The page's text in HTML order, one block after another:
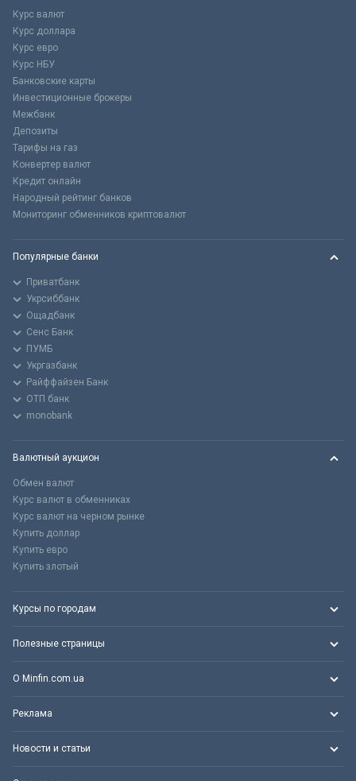
Курс валют
Курс доллара
Курс евро
Курс НБУ
Банковские карты
Инвестиционные брокеры
Межбанк
Депозиты
Тарифы на газ
Конвертер валют
Кредит онлайн
Народный рейтинг банков
Мониторинг обменников криптовалют
Популярные банки
Приватбанк
Укрсиббанк
Ощадбанк
Сенс Банк
ПУМБ
Укргазбанк
Райффайзен Банк
ОТП банк
monobank
Валютный аукцион
Обмен валют
Курс валют в обменниках
Курс валют на черном рынке
Купить доллар
Купить евро
Купить злотый
Курсы по городам
Полезные страницы
О Minfin.com.ua
Реклама
Новости и статьи